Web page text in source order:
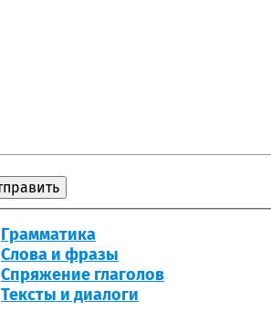
Грамматика
Слова и фразы
Спряжение глаголов
Тексты и диалоги